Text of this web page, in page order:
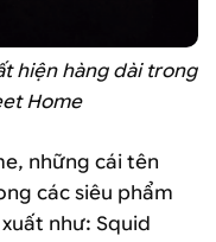
hiện hàng dài trong
Home
những cái tên
các siêu phẩm
như: Squid